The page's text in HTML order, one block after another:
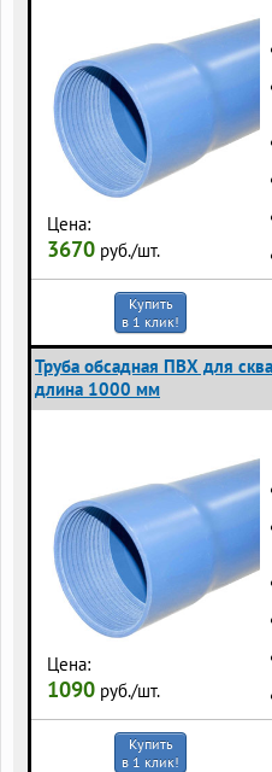
Цена:
3670 руб./шт.
Купить
в 1 клик!
Труба обсадная ПВХ для
длина 1000 мм
Цена:
1090 руб./шт.
Купить
в 1 клик!